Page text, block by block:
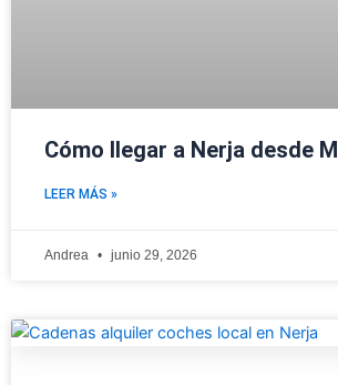
Cómo llegar a Nerja desde
LEER MÁS »
Andrea junio 29, 2026